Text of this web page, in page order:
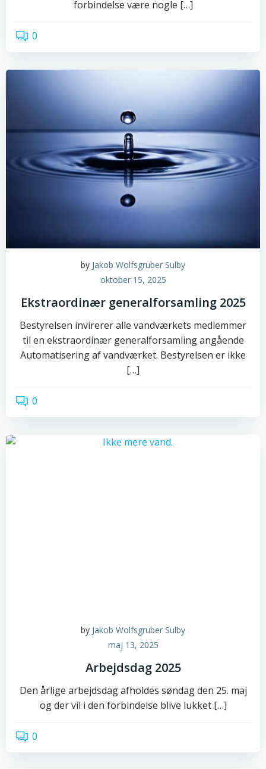
forbindelse være nogle […]
0
by Jakob Wolfsgruber Sulby
oktober 15, 2025
Ekstraordinær generalforsamling 2025
Bestyrelsen invirerer alle vandværkets medlemmer
til en ekstraordinær generalforsamling angående
Automatisering af vandværket. Bestyrelsen er ikke
[…]
0
by Jakob Wolfsgruber Sulby
maj 13, 2025
Arbejdsdag 2025
Den årlige arbejdsdag afholdes søndag den 25. maj
og der vil i den forbindelse blive lukket […]
0